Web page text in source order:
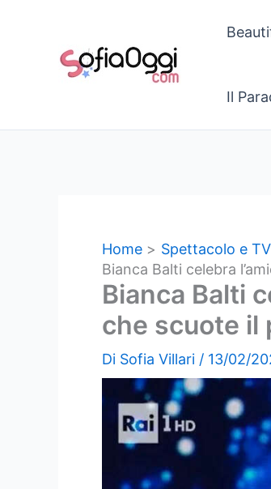
contenuto
Il
Home
Spettacolo e TV
Bianca Balti celebra
Bianca Balti
che scuote il
Di Sofia Villari / 13/02/